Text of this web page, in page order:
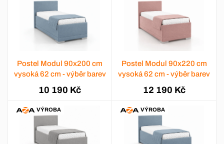
Postel Modul 90x200 cm
vysoká 62 cm - výběr barev
10 190 Kč
Postel Modul 90x220 cm
vysoká 62 cm - výběr barev
12 190 Kč
VÝROBA VÝROBA